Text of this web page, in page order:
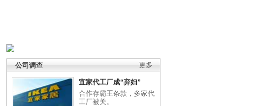
更多
公司调查
宜家代工厂成“弃妇”
合作存霸王条款，多家代
工厂被关。